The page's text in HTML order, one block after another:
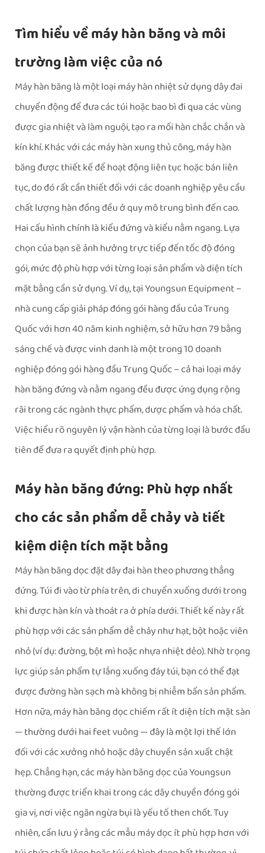
Tìm hiểu về máy hàn băng và môi
trường làm việc của nó
Máy hàn băng là một loại máy hàn nhiệt sử dụng dây đai
chuyển động để đưa các túi hoặc bao bì đi qua các vùng
được gia nhiệt và làm nguội, tạo ra mối hàn chắc chắn và
kín khí. Khác với các máy hàn xung thủ công, máy hàn
băng được thiết kế để hoạt động liên tục hoặc bán liên
tục, do đó rất cần thiết đối với các doanh nghiệp yêu cầu
chất lượng hàn đồng đều ở quy mô trung bình đến cao.
Hai cấu hình chính là kiểu đứng và kiểu nằm ngang. Lựa
chọn của bạn sẽ ảnh hưởng trực tiếp đến tốc độ đóng
gói, mức độ phù hợp với từng loại sản phẩm và diện tích
mặt bằng cần sử dụng. Ví dụ, tại Youngsun Equipment –
nhà cung cấp giải pháp đóng gói hàng đầu của Trung
Quốc với hơn 40 năm kinh nghiệm, sở hữu hơn 79 bằng
sáng chế và được vinh danh là một trong 10 doanh
nghiệp đóng gói hàng đầu Trung Quốc – cả hai loại máy
hàn băng đứng và nằm ngang đều được ứng dụng rộng
rãi trong các ngành thực phẩm, dược phẩm và hóa chất.
Việc hiểu rõ nguyên lý vận hành của từng loại là bước đầu
tiên để đưa ra quyết định phù hợp.
Máy hàn băng đứng: Phù hợp nhất
cho các sản phẩm dễ chảy và tiết
kiệm diện tích mặt bằng
Máy hàn băng dọc đặt dây đai hàn theo phương thẳng
đứng. Túi đi vào từ phía trên, di chuyển xuống dưới trong
khi được hàn kín và thoát ra ở phía dưới. Thiết kế này rất
phù hợp với các sản phẩm dễ chảy như hạt, bột hoặc viên
nhỏ (ví dụ: đường, bột mì hoặc nhựa nhiệt dẻo). Nhờ trọng
lực giúp sản phẩm tự lắng xuống đáy túi, bạn có thể đạt
được đường hàn sạch mà không bị nhiễm bẩn sản phẩm.
Hơn nữa, máy hàn băng dọc chiếm rất ít diện tích mặt sàn
— thường dưới hai feet vuông — đây là một lợi thế lớn
đối với các xưởng nhỏ hoặc dây chuyền sản xuất chật
hẹp. Chẳng hạn, các máy hàn băng dọc của Youngsun
thường được triển khai trong các dây chuyền đóng gói
gia vị, nơi việc ngăn ngừa bụi là yếu tố then chốt. Tuy
nhiên, cần lưu ý rằng các mẫu máy dọc ít phù hợp hơn với